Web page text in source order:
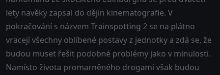
lety navěky zapsal do dějin kinematografie. V
pokračování s názvem Trainspotting 2 se na plátno
vracejí všechny oblíbené postavy z jednotky a zdá se, že
budou muset řešit podobné problémy jako v minulosti.
Namísto života promarněného drogami však budou